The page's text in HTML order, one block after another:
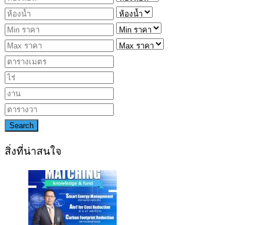
Search
สิ่งที่น่าสนใจ